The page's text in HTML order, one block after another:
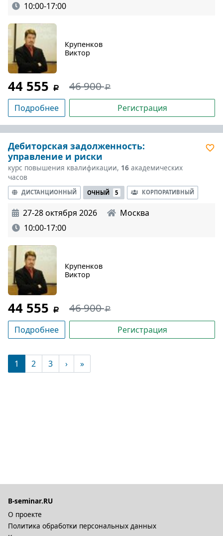
10:00-17:00
Крупенков
Виктор
44 555 46 900
Подробнее Регистрация
Дебиторская задолженность:
управление и риски
курс повышения квалификации, 16 академических
часов
ДИСТАНЦИОННЫЙ ОЧНЫЙ 5 КОРПОРАТИВНЫЙ
27-28 октября 2026
Москва
10:00-17:00
Крупенков
Виктор
44 555 46 900
Подробнее Регистрация
1 (текущая)
2 3 › »
B-seminar.RU
О проекте
Политика обработки персональных данных